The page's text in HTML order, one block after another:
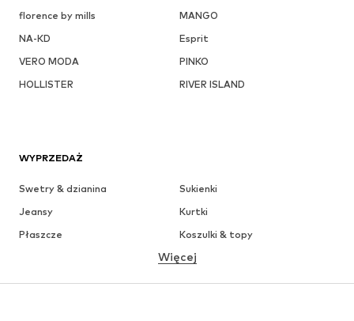
florence by mills
MANGO
NA-KD
Esprit
VERO MODA
PINKO
HOLLISTER
RIVER ISLAND
WYPRZEDAŻ
Swetry & dzianina
Sukienki
Jeansy
Kurtki
Płaszcze
Koszulki & topy
Bielizna
Spódnice
Bluzki & koszule
Więcej